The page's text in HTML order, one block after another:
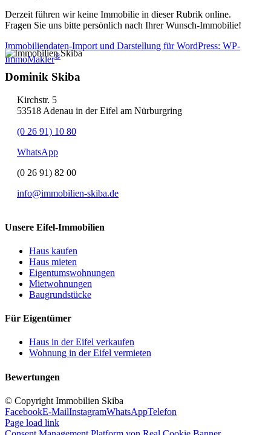
Derzeit führen wir keine Immobilie in dieser Rubrik online.
Fragen Sie uns bitte persönlich nach Ihrer Wunsch-Immobilie!
Immobiliendaten-Import und Darstellung für WordPress: WP-
ImmoMakler®
Dominik Skiba
Kirchstr. 5
53518 Adenau in der Eifel am Nürburgring
(0 26 91) 10 80
WhatsApp
(0 26 91) 82 00
info@immobilien-skiba.de
Unsere Eifel-Immobilien
Haus kaufen
Haus mieten
Eigentumswohnungen
Mietwohnungen
Baugrundstücke
Für Eigentümer
Haus in der Eifel verkaufen
Wohnung in der Eifel vermieten
Bewertungen
© Copyright Immobilien Skiba
FacebookE-MailInstagramWhatsAppTelefon
Page load link